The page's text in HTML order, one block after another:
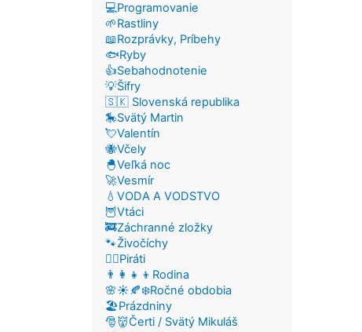
💻Programovanie
🌱Rastliny
📖Rozprávky, Príbehy
🐟Ryby
👍Sebahodnotenie
💡Šifry
🇸🇰 Slovenská republika
🎠Svätý Martin
💘Valentín
🐝Včely
🐣Veľká noc
🚀Vesmír
💧VODA A VODSTVO
🦉Vtáci
🚒Záchranné zložky
🐾Živočíchy
🏴‍☠️Piráti
👨‍👩‍👧‍👦Rodina
🌸☀️🍂❄️Ročné obdobia
🏖️Prázdniny
🎅👹Čerti / Svätý Mikuláš